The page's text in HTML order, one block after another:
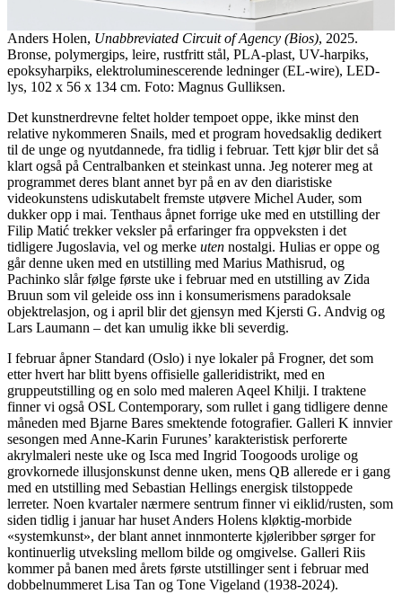
Anders Holen, Unabbreviated Circuit of Agency (Bios), 2025.
Bronse, polymergips, leire, rustfritt stål, PLA-plast, UV-harpiks,
epoksyharpiks, elektroluminescerende ledninger (EL-wire), LED-
lys, 102 x 56 x 134 cm. Foto: Magnus Gulliksen.
Det kunstnerdrevne feltet holder tempoet oppe, ikke minst den
relative nykommeren Snails, med et program hovedsaklig dedikert
til de unge og nyutdannede, fra tidlig i februar. Tett kjør blir det så
klart også på Centralbanken et steinkast unna. Jeg noterer meg at
programmet deres blant annet byr på en av den diaristiske
videokunstens udiskutabelt fremste utøvere Michel Auder, som
dukker opp i mai. Tenthaus åpnet forrige uke med en utstilling der
Filip Matić trekker veksler på erfaringer fra oppveksten i det
tidligere Jugoslavia, vel og merke uten nostalgi. Hulias er oppe og
går denne uken med en utstilling med Marius Mathisrud, og
Pachinko slår følge første uke i februar med en utstilling av Zida
Bruun som vil geleide oss inn i konsumerismens paradoksale
objektrelasjon, og i april blir det gjensyn med Kjersti G. Andvig og
Lars Laumann – det kan umulig ikke bli severdig.
I februar åpner Standard (Oslo) i nye lokaler på Frogner, det som
etter hvert har blitt byens offisielle galleridistrikt, med en
gruppeutstilling og en solo med maleren Aqeel Khilji. I traktene
finner vi også OSL Contemporary, som rullet i gang tidligere denne
måneden med Bjarne Bares smektende fotografier. Galleri K innvier
sesongen med Anne-Karin Furunes’ karakteristisk perforerte
akrylmaleri neste uke og Isca med Ingrid Toogoods urolige og
grovkornede illusjonskunst denne uken, mens QB allerede er i gang
med en utstilling med Sebastian Hellings energisk tilstoppede
lerreter. Noen kvartaler nærmere sentrum finner vi eiklid/rusten, som
siden tidlig i januar har huset Anders Holens kløktig-morbide
«systemkunst», der blant annet innmonterte kjøleribber sørger for
kontinuerlig utveksling mellom bilde og omgivelse. Galleri Riis
kommer på banen med årets første utstillinger sent i februar med
dobbelnummeret Lisa Tan og Tone Vigeland (1938-2024).